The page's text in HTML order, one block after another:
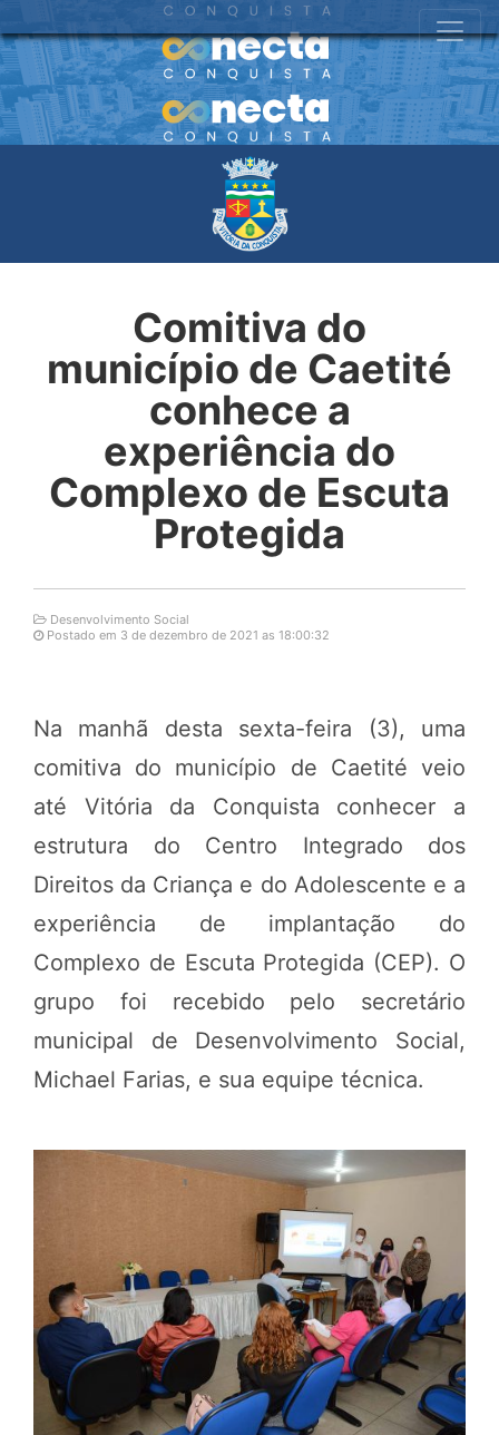
Comitiva do
município de Caetité
conhece a
experiência do
Complexo de Escuta
Protegida
Desenvolvimento Social
Postado em 3 de dezembro de 2021 as 18:00:32
Na manhã desta sexta-feira (3), uma
comitiva do município de Caetité veio
até Vitória da Conquista conhecer a
estrutura do Centro Integrado dos
Direitos da Criança e do Adolescente e a
experiência de implantação do
Complexo de Escuta Protegida (CEP). O
grupo foi recebido pelo secretário
municipal de Desenvolvimento Social,
Michael Farias, e sua equipe técnica.